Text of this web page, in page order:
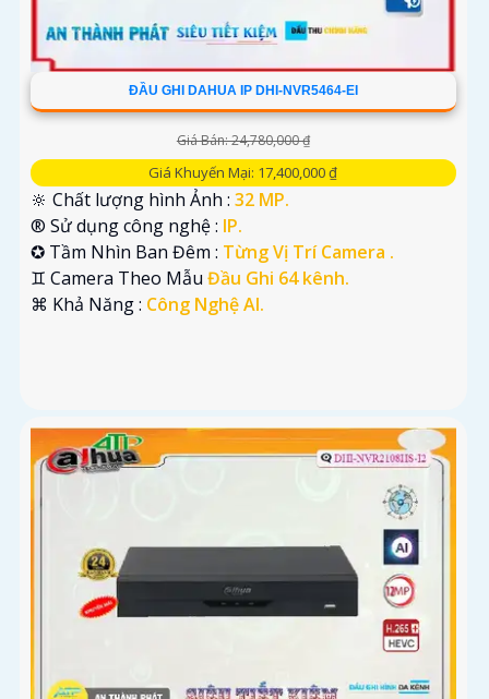
ĐẦU GHI DAHUA IP DHI-NVR5464-EI
Giá Bán: 24,780,000 ₫
Giá Khuyến Mại: 17,400,000 ₫
🔆 Chất lượng hình Ảnh : 32 MP.
®️ Sử dụng công nghệ : IP.
✪ Tầm Nhìn Ban Đêm : Từng Vị Trí Camera .
♊ Camera Theo Mẫu Đầu Ghi 64 kênh.
️⌘ Khả Năng : Công Nghệ AI.